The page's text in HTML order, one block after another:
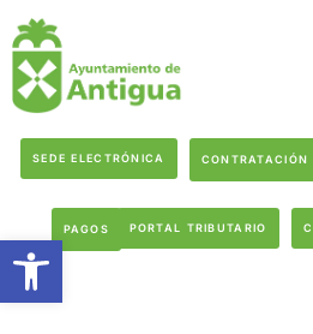
SEDE ELECTRÓNICA CONTRATACIÓN
PAGOS PORTAL TRIBUTARIO
Abrir barra de herramientas